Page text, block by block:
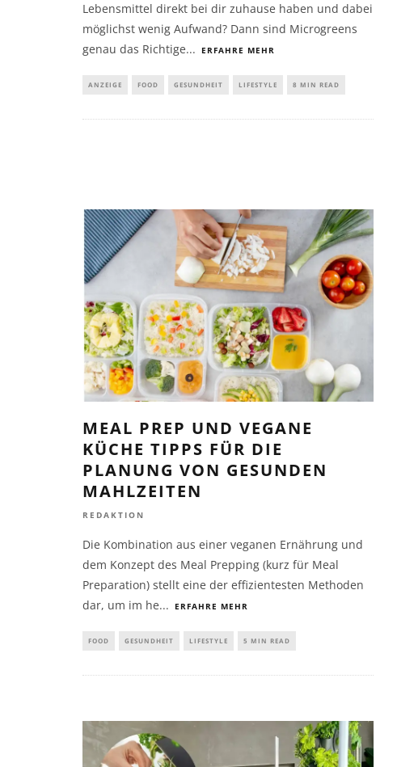
Lebensmittel direkt bei dir zuhause haben und dabei
möglichst wenig Aufwand? Dann sind Microgreens
genau das Richtige... ERFAHRE MEHR
ANZEIGE FOOD GESUNDHEIT LIFESTYLE 8 MIN READ
MEAL PREP UND VEGANE
KÜCHE TIPPS FÜR DIE
PLANUNG VON GESUNDEN
MAHLZEITEN
REDAKTION
Die Kombination aus einer veganen Ernährung und
dem Konzept des Meal Prepping (kurz für Meal
Preparation) stellt eine der effizientesten Methoden
dar, um im he... ERFAHRE MEHR
FOOD GESUNDHEIT LIFESTYLE 5 MIN READ